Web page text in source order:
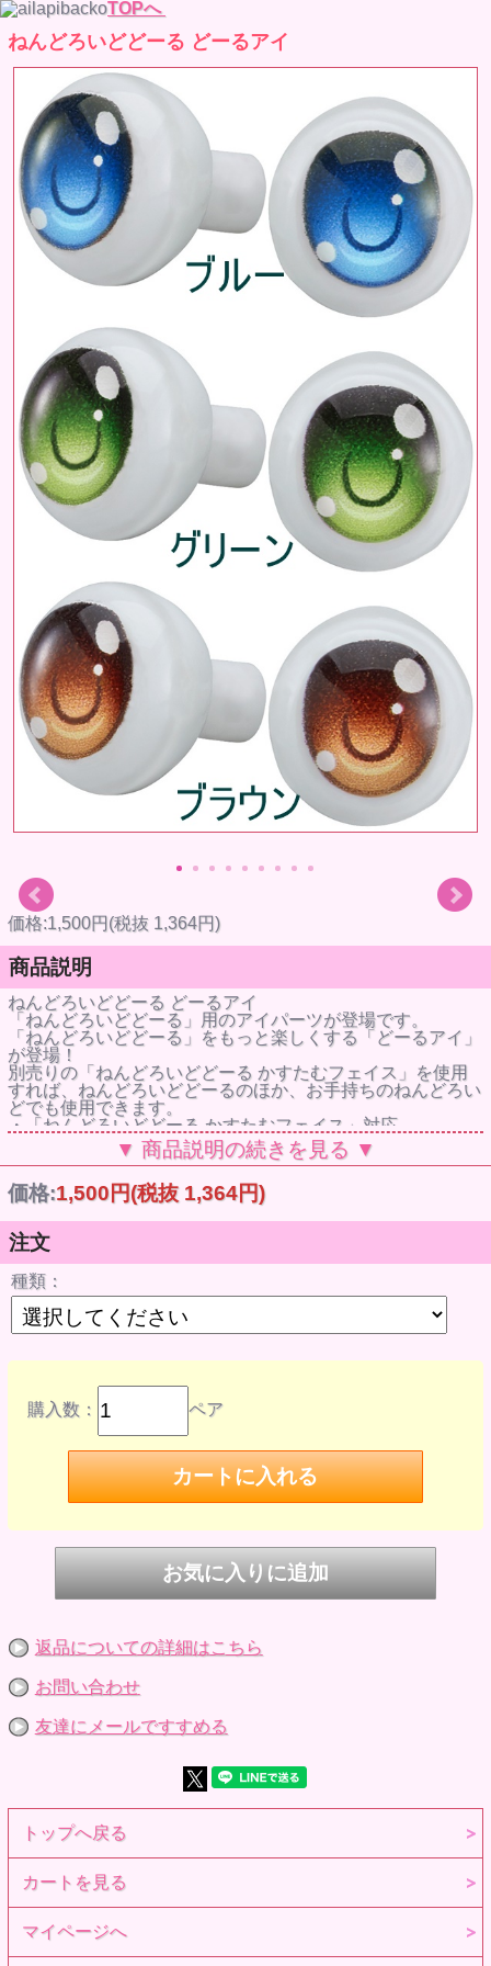
TOPへ
ねんどろいどどーる どーるアイ
価格:1,500円(税抜 1,364円)
商品説明
ねんどろいどどーる どーるアイ
「ねんどろいどどーる」用のアイパーツが登場です。
「ねんどろいどどーる」をもっと楽しくする「どーるアイ」
が登場！
別売りの「ねんどろいどどーる かすたむフェイス」を使用
すれば、ねんどろいどどーるのほか、お手持ちのねんどろい
どでも使用できます。
・「ねんどろいどどーる かすたむフェイス」対応。
・サイズ：約10mm
・アイカラーはBlue/Green/Brownの3色展開
※ご希望の種類をお選びください。
ブルー
JANコード : 4580590128859
グリーン
商品コード : 000128864
JANコード : 4580590128866
ブラウン
商品コード : 000128871
JANコード : 4580590128873
メーカー名 グッドスマイルカンパニー
作品名 ねんどろいどどーる
仕様 プラスチック製 塗装済み完成品
※ねんどろいどどーる本体、かすたむフェイスパーツは付属
しません。
※参考画像です。
▼ 商品説明の続きを見る ▼
価格:1,500円(税抜 1,364円)
注文
種類：
購入数： ペア
返品についての詳細はこちら
お問い合わせ
友達にメールですすめる
トップへ戻る
カートを見る
マイページへ